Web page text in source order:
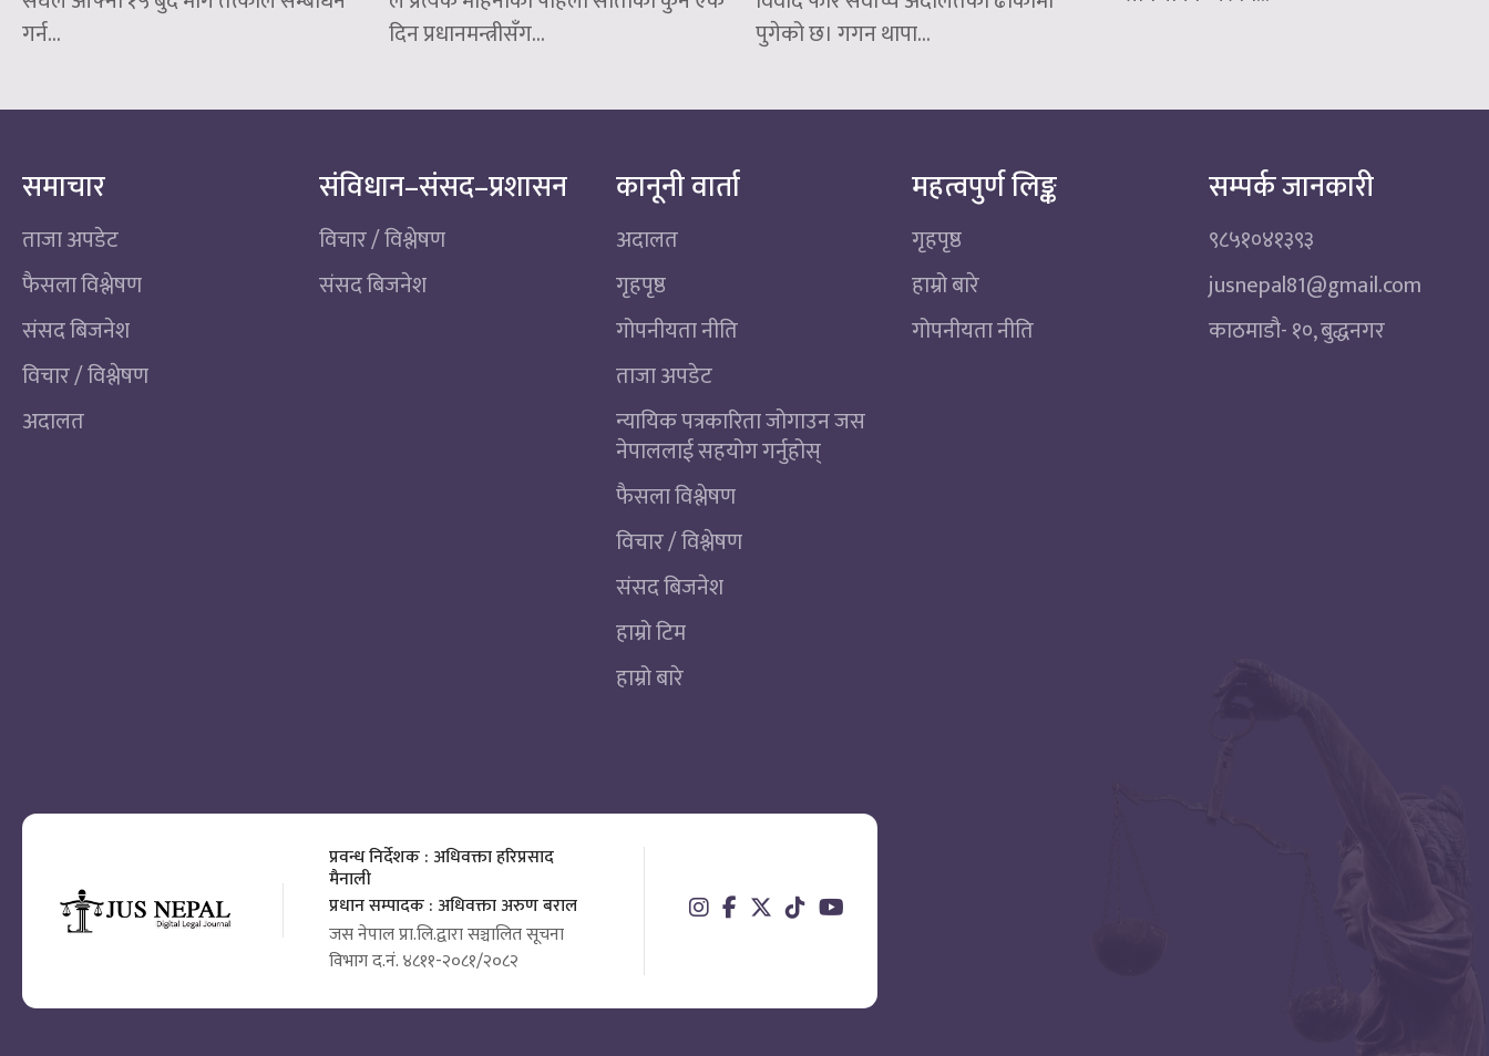
गर्न...
दिन प्रधानमन्त्रीसँग...
पुगेको छ। गगन थापा...
समाचार
ताजा अपडेट
फैसला विश्लेषण
संसद बिजनेश
विचार / विश्लेषण
अदालत
संविधान–संसद–प्रशासन
विचार / विश्लेषण
संसद बिजनेश
कानूनी वार्ता
अदालत
गृहपृष्ठ
गोपनीयता नीति
ताजा अपडेट
न्यायिक पत्रकारिता जोगाउन जस
नेपाललाई सहयोग गर्नुहोस्
फैसला विश्लेषण
विचार / विश्लेषण
संसद बिजनेश
हाम्रो टिम
हाम्रो बारे
महत्वपुर्ण लिङ्क
गृहपृष्ठ
हाम्रो बारे
गोपनीयता नीति
सम्पर्क जानकारी
९८५१०४१३९३
jusnepal81@gmail.com
काठमाडाै‌- १०, बुद्धनगर
प्रवन्ध निर्देशक : अधिवक्ता हरिप्रसाद
मैनाली
प्रधान सम्पादक : अधिवक्ता अरुण बराल
जस नेपाल प्रा.लि.द्वारा सञ्चालित सूचना
विभाग द.नं. ४८११-२०८१/२०८२